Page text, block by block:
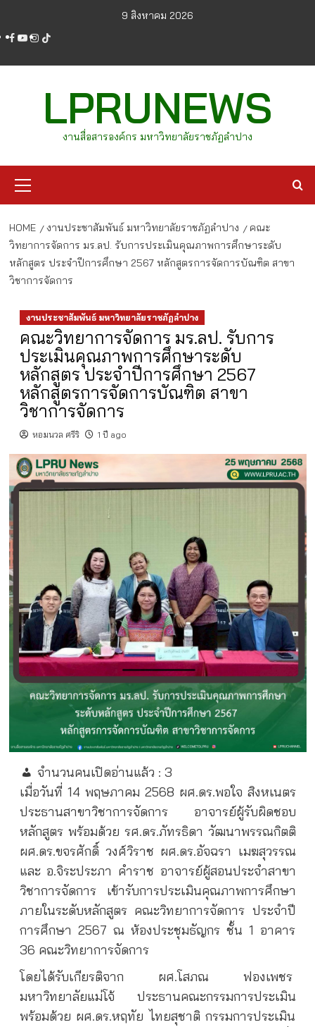
content
9 สิงหาคม 2026
facebook
youtube
instagram
tiktok
LPRUNEWS
งานสื่อสารองค์กร มหาวิทยาลัยราชภัฏลำปาง
Menu
HOME งานประชาสัมพันธ์ มหาวิทยาลัยราชภัฏลำปาง
คณะ
วิทยาการจัดการ มร.ลป. รับการประเมินคุณภาพการศึกษาระดับ
หลักสูตร ประจำปีการศึกษา 2567 หลักสูตรการจัดการบัณฑิต สาขา
วิชาการจัดการ
งานประชาสัมพันธ์ มหาวิทยาลัยราชภัฏลำปาง
คณะวิทยาการจัดการ มร.ลป. รับการ
ประเมินคุณภาพการศึกษาระดับ
หลักสูตร ประจำปีการศึกษา 2567
หลักสูตรการจัดการบัณฑิต สาขา
วิชาการจัดการ
หอมนวล ศรีริ 1 ปี ago
จำนวนคนเปิดอ่านแล้ว : 3
เมื่อวันที่ 14 พฤษภาคม 2568 ผศ.ดร.พอใจ สิงหเนตร
ประธานสาขาวิชาการจัดการ อาจารย์ผู้รับผิดชอบ
หลักสูตร พร้อมด้วย รศ.ดร.ภัทรธิดา วัฒนาพรรณกิตติ
ผศ.ดร.ขจรศักดิ์ วงศ์วิราช ผศ.ดร.อัจฉรา เมฆสุวรรณ
และ อ.จิระประภา คำราช อาจารย์ผู้สอนประจำสาขา
วิชาการจัดการ เข้ารับการประเมินคุณภาพการศึกษา
ภายในระดับหลักสูตร คณะวิทยาการจัดการ ประจำปี
การศึกษา 2567 ณ ห้องประชุมธัญกร ชั้น 1 อาคาร
36 คณะวิทยาการจัดการ
โดยได้รับเกียรติจาก ผศ.โสภณ ฟองเพชร
มหาวิทยาลัยแม่โจ้ ประธานคณะกรรมการประเมิน
พร้อมด้วย ผศ.ดร.หฤทัย ไทยสุชาติ กรรมการประเมิน